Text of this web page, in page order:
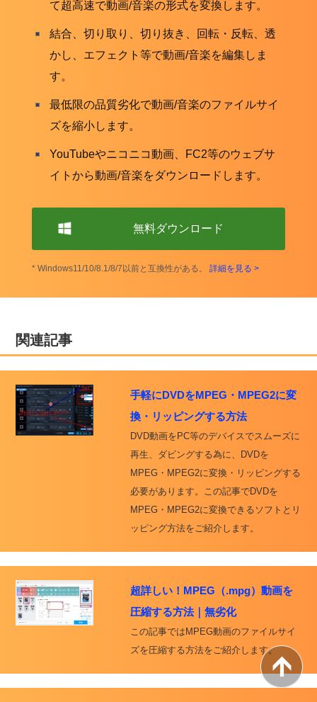
て超高速で動画/音楽の形式を変換します。
結合、切り取り、切り抜き、回転・反転、透
かし、エフェクト等で動画/音楽を編集しま
す。
最低限の品質劣化で動画/音楽のファイルサイ
ズを縮小します。
YouTubeやニコニコ動画、FC2等のウェブサ
イトから動画/音楽をダウンロードします。
無料ダウンロード
* Windows11/10/8.1/8/7以前と互換性がある。 詳細を見る >
関連記事
手軽にDVDをMPEG・MPEG2に変
換・リッピングする方法
DVD動画をPC等のデバイスでスムーズに
再生、ダビングする為に、DVDを
MPEG・MPEG2に変換・リッピングする
必要があります。この記事でDVDを
MPEG・MPEG2に変換できるソフトとリ
ッピング方法をご紹介します。
超詳しい！MPEG（.mpg）動画を
圧縮する方法｜無劣化
この記事ではMPEG動画のファイルサイ
ズを圧縮する方法をご紹介します。